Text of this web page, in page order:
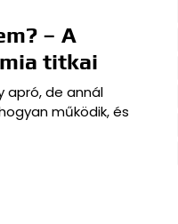
– A
titkai
apró, de annál
működik, és